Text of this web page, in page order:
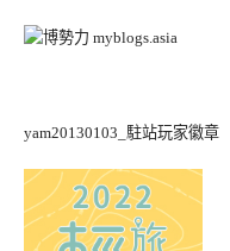
yam20130103_駐站玩家徽章